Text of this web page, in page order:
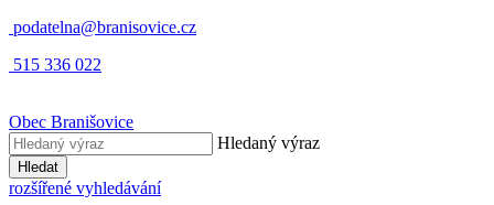
podatelna@branisovice.cz
515 336 022
Obec Branišovice
Hledaný výraz
Hledat
rozšířené vyhledávání